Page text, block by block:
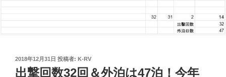
投
稿
2018年12月31日 投稿者: K-RV
出撃回数32回＆外泊は47泊！今年